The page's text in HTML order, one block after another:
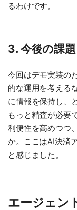
るわけです。
3. 今後の課題
今回はデモ実装の
的な運用を考える
に情報を保持し、
もっと精査が必要
利便性を高めつつ
か。ここはAI決済
と感じました。
エージェン